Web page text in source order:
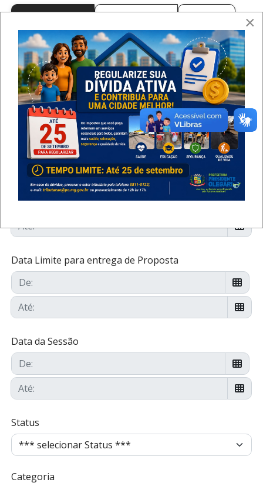
Todas as palavras
Qualquer palavra Frase exata
Processo Licitatório Nº
Modalidade
Data de Publicação
Data Limite para entrega de Proposta
Data da Sessão
Status
Categoria
×